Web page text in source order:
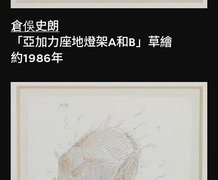
倉俁史朗
「亞加力座地燈架A和B」草繪
約1986年